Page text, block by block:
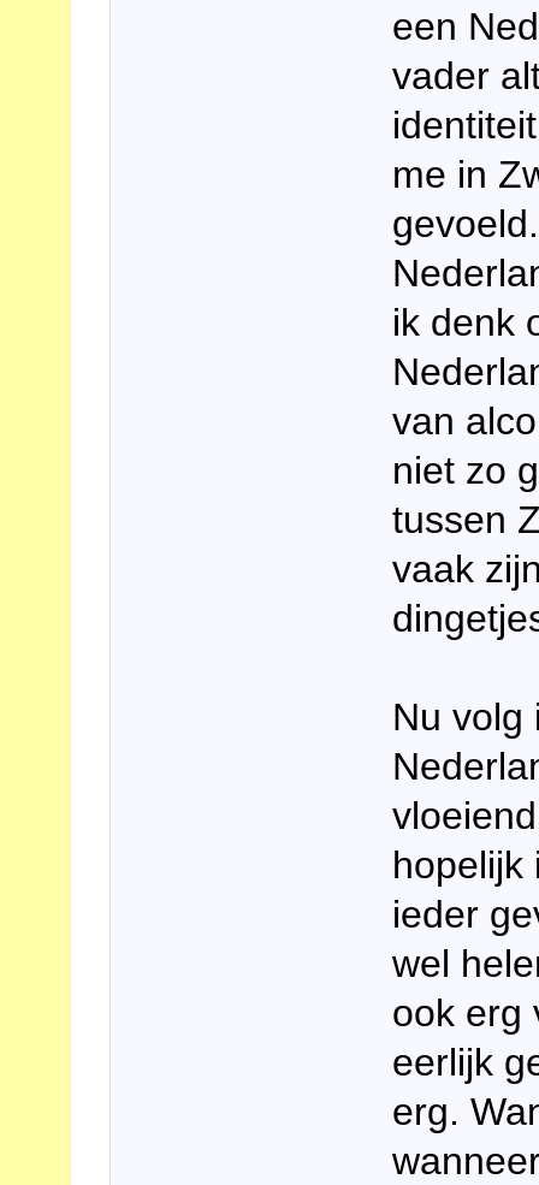
een
vader
me in
ik denk
van
niet zo
tussen
vaak
Nu volg
hopelijk
ieder
wel
ook erg
eerlijk
erg.